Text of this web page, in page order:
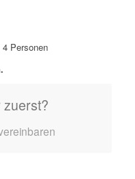
Personen